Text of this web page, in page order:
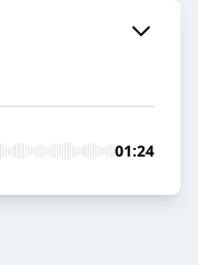
01:24